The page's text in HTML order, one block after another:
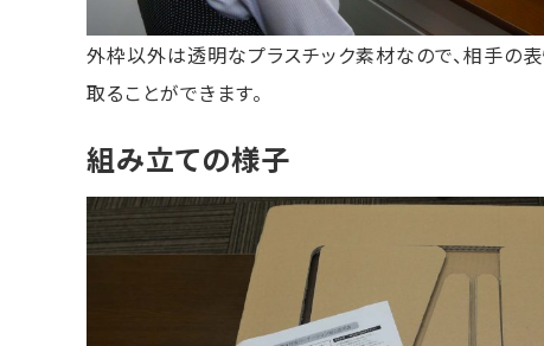
外枠以外は透明なプラスチック素材なので、相手の
取ることができます。
組み立ての様子